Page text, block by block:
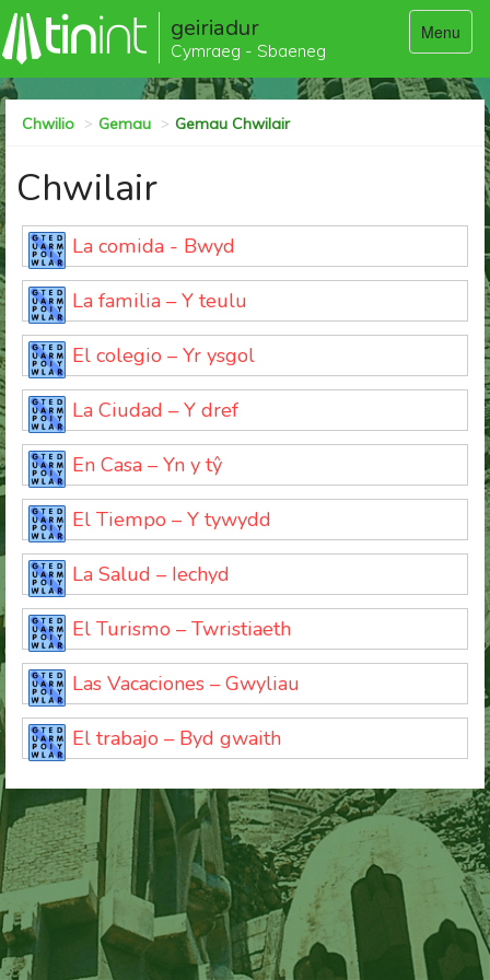
Menu
geiriadur
Cymraeg - Sbaeneg
Chwilio Gemau Gemau Chwilair
Chwilair
La comida - Bwyd
La familia – Y teulu
El colegio – Yr ysgol
La Ciudad – Y dref
En Casa – Yn y tŷ
El Tiempo – Y tywydd
La Salud – Iechyd
El Turismo – Twristiaeth
Las Vacaciones – Gwyliau
El trabajo – Byd gwaith